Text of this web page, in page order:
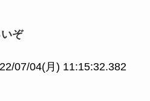
ぞ
07/04(月) 11:15:32.382